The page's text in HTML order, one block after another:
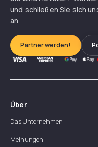
und schließen Sie sich
an
Partner werden!
Über
Das Unternehmen
Meinungen